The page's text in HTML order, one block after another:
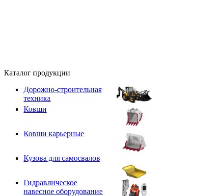
Каталог продукции
Дорожно-строительная
техника
Ковши
Ковши карьерные
Кузова для самосвалов
Гидравлическое
навесное оборудование